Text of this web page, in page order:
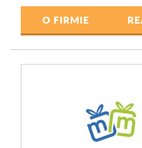
O FIRMIE